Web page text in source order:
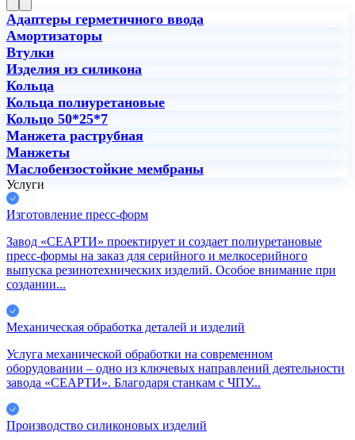
Адаптеры герметичного ввода
Амортизаторы
Втулки
Изделия из силикона
Кольца
Кольца полиуретановые
Кольцо 50*25*7
Манжета раструбная
Манжеты
Маслобензостойкие мембраны
Услуги
Изготовление пресс-форм
Завод «СЕАРТИ» проектирует и создает полиуретановые
пресс-формы на заказ для серийного и мелкосерийного
выпуска резинотехнических изделий. Особое внимание при
создании...
Механическая обработка деталей и изделий
Услуга механической обработки на современном
оборудовании – одно из ключевых направлений деятельности
завода «СЕАРТИ». Благодаря станкам с ЧПУ...
Производство силиконовых изделий